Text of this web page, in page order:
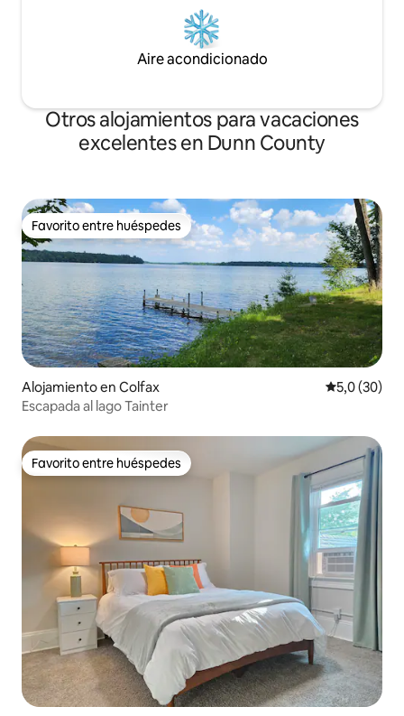
Aire acondicionado
Otros alojamientos para vacaciones
excelentes en Dunn County
Favorito entre huéspedes
Favorito entre huéspedes
Alojamiento en Colfax Calificación
5,0 (30)
Escapada al lago Tainter
Favorito entre huéspedes
Favorito entre huéspedes